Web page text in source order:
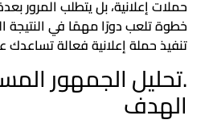
حملات إعلانية، بل يتطلب المرور
خطوة تلعب دورًا مهمًا في النتيجة
تنفيذ حملة إعلانية فعالة تساعدك
.تحليل الجمهور
الهدف